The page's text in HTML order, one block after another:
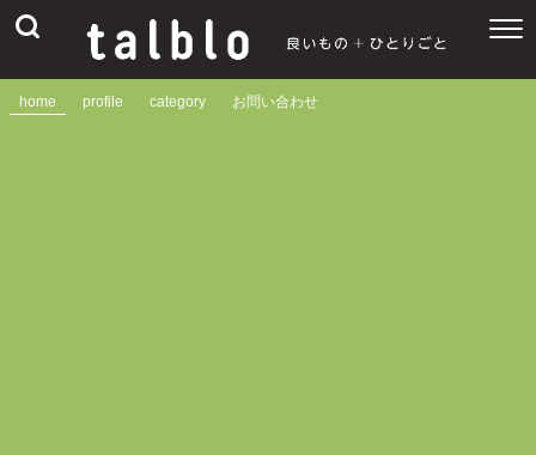
home profile category お問い合わせ